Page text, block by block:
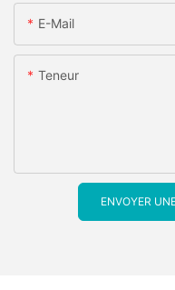
E-Mail
Teneur
ENVOYER